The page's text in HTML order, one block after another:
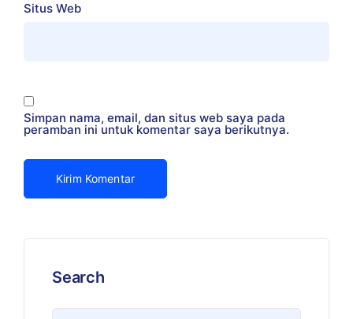
Situs Web
Simpan nama, email, dan situs web saya pada
peramban ini untuk komentar saya berikutnya.
Search